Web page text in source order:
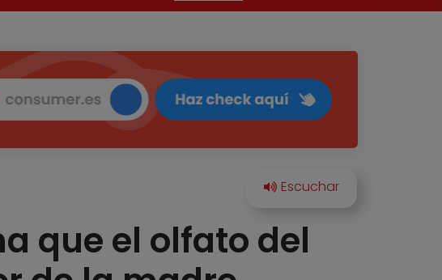
que el olfato del